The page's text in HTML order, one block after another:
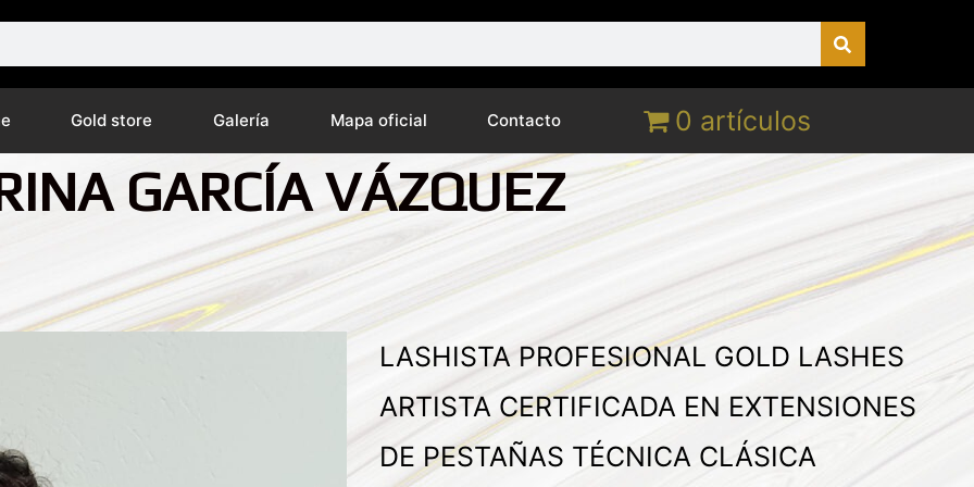
Gold store Galería Mapa oficial Contacto 0 artículos
GARCÍA VÁZQUEZ
LASHISTA PROFESIONAL GOLD LASHES
ARTISTA CERTIFICADA EN EXTENSIONES
DE PESTAÑAS TÉCNICA CLÁSICA